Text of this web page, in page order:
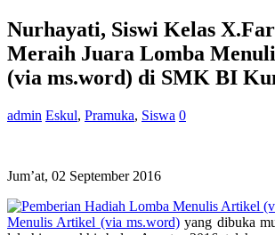
Nurhayati, Siswi Kelas
Meraih Juara Lomba
(via ms.word) di SMK BI
admin Eskul, Pramuka, Siswa 0
Jum’at, 02 September 2016
Menulis Artikel (via ms.word) yang dibuka